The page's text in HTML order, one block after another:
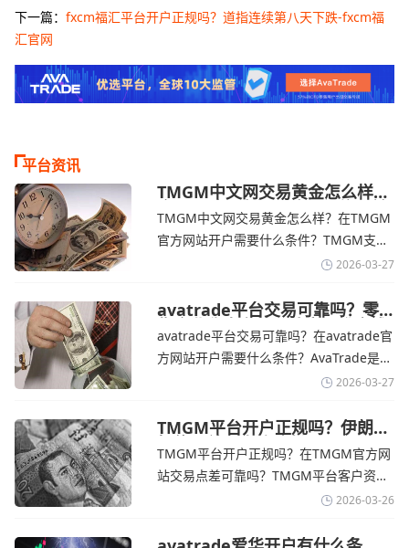
下一篇： fxcm福汇平台开户正规吗？道指连续第八天下跌-fxcm福
汇官网
平台资讯
TMGM中文网交易黄金怎么样？
金价下跌，市场评估伊朗停火前
景-TMGM官网
TMGM中文网交易黄金怎么样？在TMGM
官方网站开户需要什么条件？‌‌‌TMGM支持
全球主流的MT4/MT5平台，同时提供功能
险管理工具。通过TMGM官网交易资讯了
解，金价周四回落，受​美元走强和油价上
涨，使通胀担忧保持不变‌对加息的持续预
2026-03-27
avatrade平台交易可靠吗？零
售企业称中东地区冲突正推高成
本avatrade官网
avatrade平台交易可靠吗？在avatrade官
方网站开户需要什么条件？‌‌‌AvaTrade是一
个在交易优势和可靠性两方面都非常均衡
在学习和探索中成长的新手交易者。通过
avatrade官网交易资讯了解，零售企业警
告称，中东地区的冲突正在推高成本，如
2026-03-27
TMGM平台开户正规吗？伊朗仍
拒绝与美国直接谈判-TMGM官
网
TMGM平台开户正规吗？在TMGM官方网
站交易点差可靠吗？‌‌‌TMGM平台客户资金
存放在澳大利亚国民银行等顶级银行的独
TMGM官网交易资讯了解，伊朗外交部长
2026-03-26